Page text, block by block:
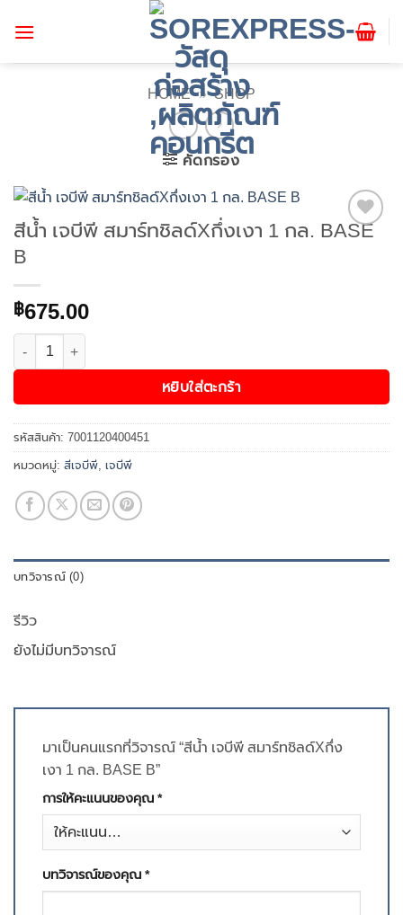
HOME » SHOP
คัดกรอง
Add to
สีน้ำ เจบีพี สมาร์ทชิลด์Xกึ่งเงา 1 กล. BASE
B
฿675.00
จำนวน สีน้ำ เจบีพี สมาร์ทชิลด์Xกึ่งเงา 1 กล. BASE B ชิ้น
หยิบใส่ตะกร้า
รหัสสินค้า: 7001120400451
หมวดหมู่: สีเจบีพี, เจบีพี
บทวิจารณ์ (0)
รีวิว
ยังไม่มีบทวิจารณ์
มาเป็นคนแรกที่วิจารณ์ “สีน้ำ เจบีพี สมาร์ทชิลด์Xกึ่ง
เงา 1 กล. BASE B”
การให้คะแนนของคุณ *
บทวิจารณ์ของคุณ *